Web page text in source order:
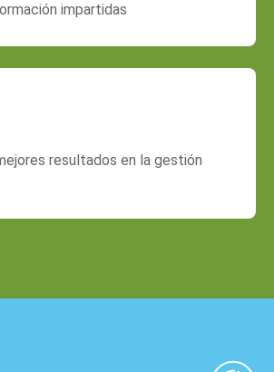
impartidas
resultados en la gestión